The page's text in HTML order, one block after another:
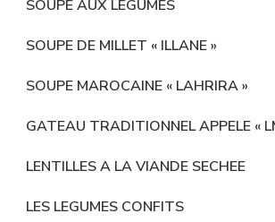
SOUPE AUX LEGUMES
SOUPE DE MILLET « ILLANE »
SOUPE MAROCAINE « LAHRIRA »
GATEAU TRADITIONNEL APPELE «
LENTILLES A LA VIANDE SECHEE
LES LEGUMES CONFITS